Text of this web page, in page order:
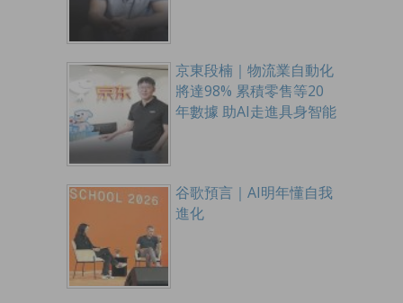
京東段楠｜物流業自動化
將達98% 累積零售等20
年數據 助AI走進具身智能
谷歌預言｜AI明年懂自我
進化